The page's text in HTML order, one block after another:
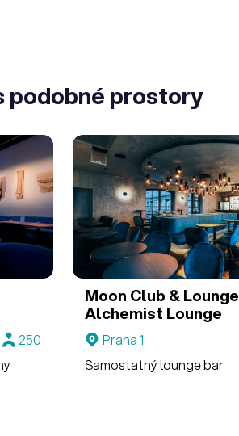
podobné prostory
250
Moon Club & Lounge
Alchemist Lounge
Praha 1
Samostatný lounge bar